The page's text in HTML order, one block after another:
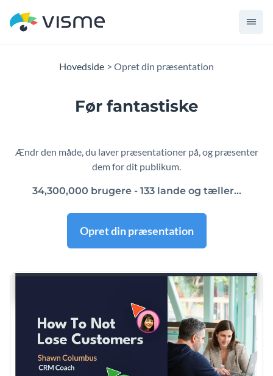
Hovedside Opret din præsentation
Før fantastiske
Ændr den måde, du laver præsentationer på, og præsenter
dem for dit publikum.
34,300,000 brugere - 133 lande og tæller…
Opret din præsentation